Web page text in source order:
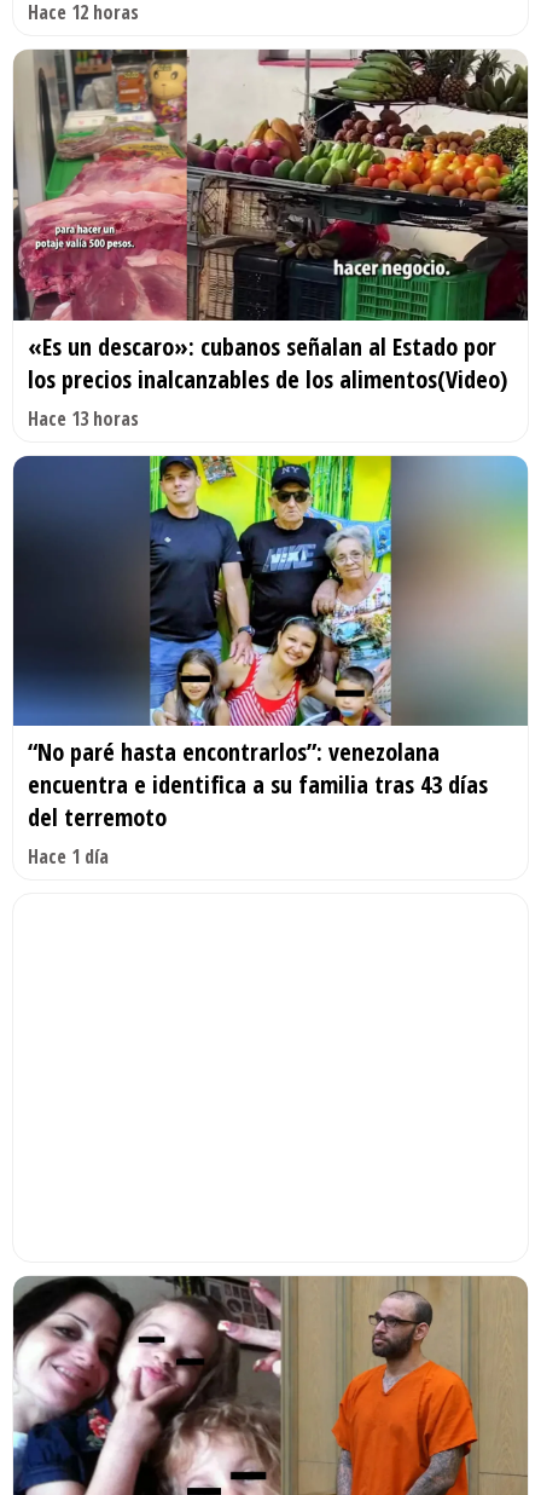
Hace 12 horas
«Es un descaro»: cubanos señalan al Estado por
los precios inalcanzables de los alimentos(Video)
Hace 13 horas
“No paré hasta encontrarlos”: venezolana
encuentra e identifica a su familia tras 43 días
del terremoto
Hace 1 día